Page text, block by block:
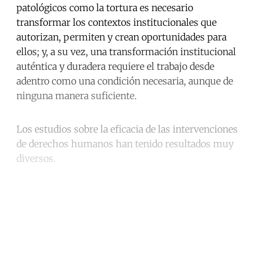
patológicos como la tortura es necesario
transformar los contextos institucionales que
autorizan, permiten y crean oportunidades para
ellos; y, a su vez, una transformación institucional
auténtica y duradera requiere el trabajo desde
adentro como una condición necesaria, aunque de
ninguna manera suficiente.
Los estudios sobre la eficacia de las intervenciones
de derechos humanos han tenido resultados muy
diversos.